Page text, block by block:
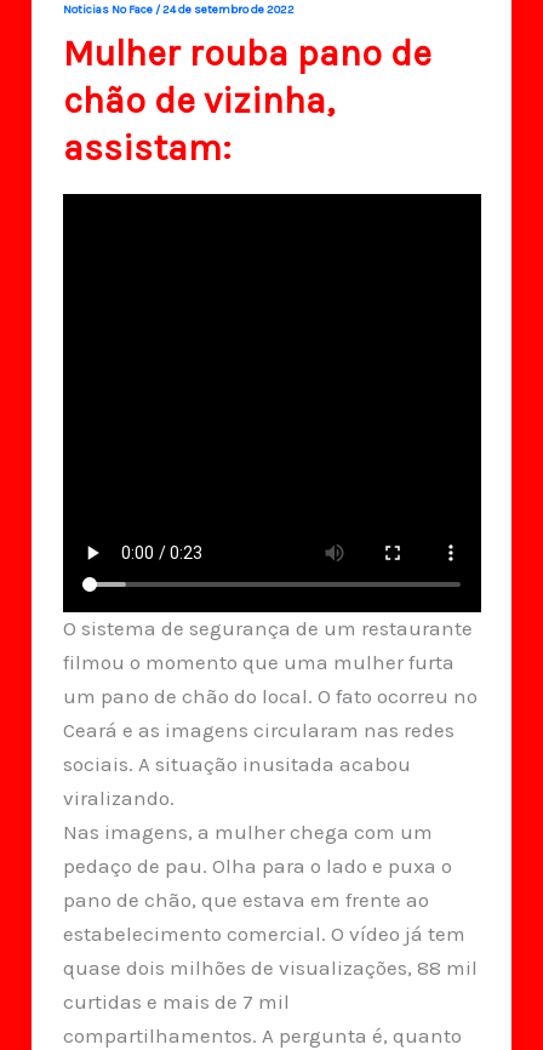
Noticias No Face /24 de setembro de 2022
Mulher rouba pano de
chão de vizinha,
assistam:
O sistema de segurança de um restaurante
filmou o momento que uma mulher furta
um pano de chão do local. O fato ocorreu no
Ceará e as imagens circularam nas redes
sociais. A situação inusitada acabou
viralizando.
Nas imagens, a mulher chega com um
pedaço de pau. Olha para o lado e puxa o
pano de chão, que estava em frente ao
estabelecimento comercial. O vídeo já tem
quase dois milhões de visualizações, 88 mil
curtidas e mais de 7 mil
compartilhamentos. A pergunta é, quanto